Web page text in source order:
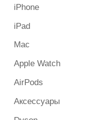
+7 (987) 282-50-00
iberu_almetyevsk@mail.ru
г. Альметьевск, ул. Ленина, д.
140, ТЦ Западный
Пн-Вс 10:00-21:00